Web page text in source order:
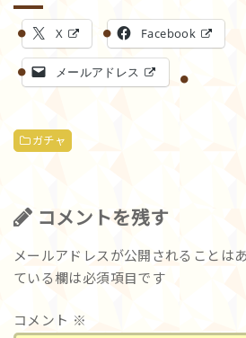
X Facebook
メールアドレス
ガチャ
コメントを残す
メールアドレスが公開されることは
ている欄は必須項目です
コメント ※